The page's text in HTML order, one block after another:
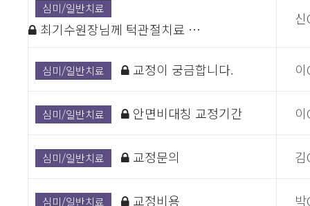
심미/일반치료
최기수원장님께 턱관절치료 …
심미/일반치료 교정이 궁금합니다.
심미/일반치료 안면비대칭 교정기간
심미/일반치료 교정문의
심미/일반치료 교정비용